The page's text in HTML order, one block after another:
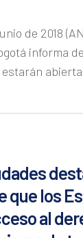
de 2018
informa
estarán
que los
al